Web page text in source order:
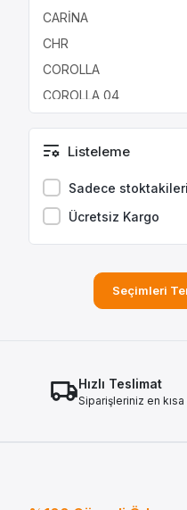
CARİNA
CHR
COROLLA
COROLLA 04
COROLLA VERSO
CORONA
HIACE
LAND CRUISER
YARİS
YARİS 2 VERSO
Listeleme
Sadece
Ücretsiz Kargo
Seçimleri
Hızlı Teslimat
Siparişleriniz en